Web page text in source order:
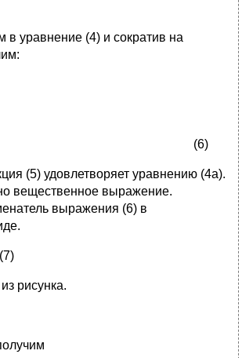
в уравнение (4) и сократив на
(5) удовлетворяет уравнению (4а).
вещественное выражение.
выражения (6) в
рисунка.